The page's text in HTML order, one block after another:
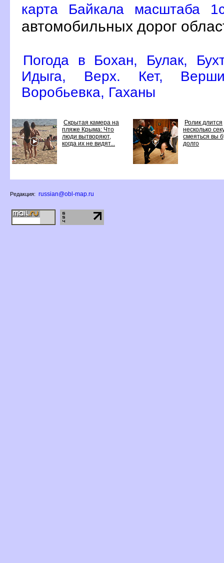
карта Байкала масштаба
автомобильных дорог
Погода в Бохан, Булак,
Идыга, Верх. Кет,
Воробьевка, Гаханы
Скрытая камера на
пляже Крыма: Что
люди вытворяют,
когда их не видят...
Ролик длится
несколько
смеяться вы
долго
Редакция: russian@obl-map.ru